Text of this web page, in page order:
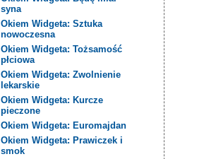
syna
Okiem Widgeta: Sztuka
nowoczesna
Okiem Widgeta: Tożsamość
płciowa
Okiem Widgeta: Zwolnienie
lekarskie
Okiem Widgeta: Kurcze
pieczone
Okiem Widgeta: Euromajdan
Okiem Widgeta: Prawiczek i
smok